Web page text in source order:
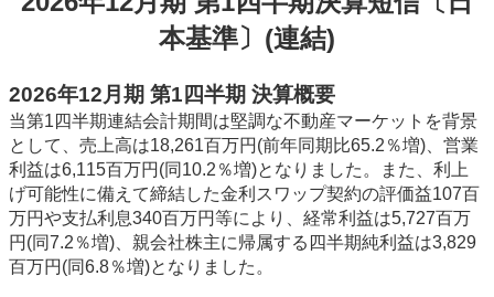
本基準〕(連結)
2026年12月期 第1四半期 決算概要
当第1四半期連結会計期間は堅調な不動産マーケットを背景
として、売上高は18,261百万円(前年同期比65.2％増)、営業
利益は6,115百万円(同10.2％増)となりました。また、利上
げ可能性に備えて締結した金利スワップ契約の評価益107百
万円や支払利息340百万円等により、経常利益は5,727百万
円(同7.2％増)、親会社株主に帰属する四半期純利益は3,829
百万円(同6.8％増)となりました。